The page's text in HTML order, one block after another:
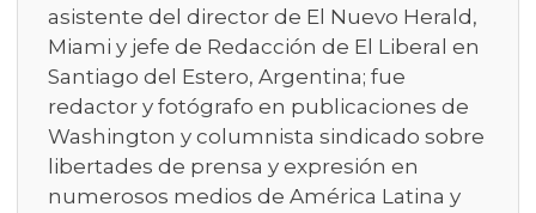
asistente del director de El Nuevo Herald,
Miami y jefe de Redacción de El Liberal en
Santiago del Estero, Argentina; fue
redactor y fotógrafo en publicaciones de
Washington y columnista sindicado sobre
libertades de prensa y expresión en
numerosos medios de América Latina y